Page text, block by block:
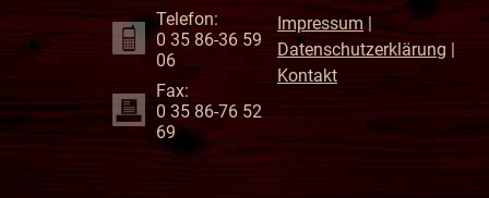
Telefon:
0 35 86-36 59
06
Fax:
0 35 86-76 52
69
Impressum |
Datenschutzerklärung |
Kontakt